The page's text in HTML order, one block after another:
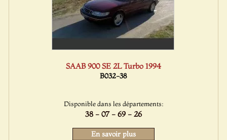
SAAB 900 SE 2L Turbo 1994
B032-38
Disponible dans les départements:
38 - 07 - 69 - 26
En savoir plus